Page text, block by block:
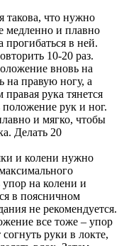
такова, что нужно
медленно и плавно
прогибаться в ней.
10-20 раз.
вновь на
на правую ногу, а
рука тянется
рук и ног.
и мягко, чтобы
Делать 20
и колени нужно
на колени и
в поясничном
не рекомендуется.
все тоже – упор
руки в локте,